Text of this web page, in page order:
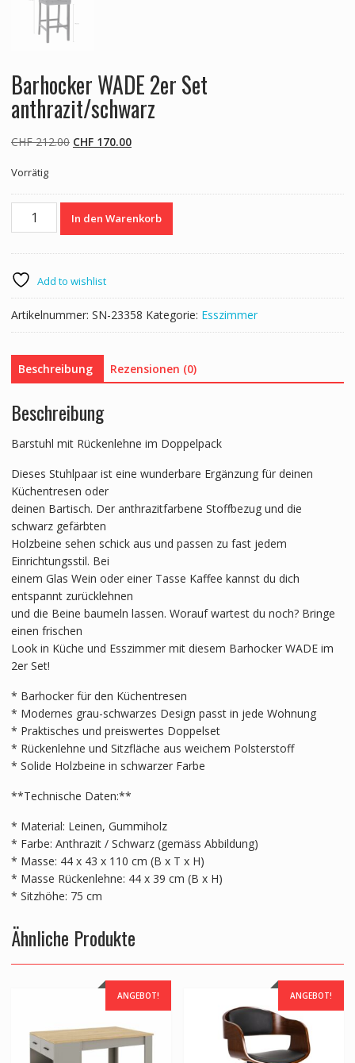
Barhocker WADE 2er Set
anthrazit/schwarz
CHF212.00 Ursprünglicher
CHF 212.00
CHF170.00Aktueller
CHF 170.00.
Vorrätig
Barhocker
WADE
anthrazit/schwarz
Menge
In den Warenkorb
Add to wishlist
Artikelnummer: SN-23358 Kategorie: Esszimmer
Beschreibung Rezensionen (0)
Beschreibung
Barstuhl mit Rückenlehne im Doppelpack
Dieses Stuhlpaar ist eine wunderbare Ergänzung für deinen
Küchentresen oder
deinen Bartisch. Der anthrazitfarbene Stoffbezug und die
schwarz gefärbten
Holzbeine sehen schick aus und passen zu fast jedem
Einrichtungsstil. Bei
einem Glas Wein oder einer Tasse Kaffee kannst du dich
entspannt zurücklehnen
und die Beine baumeln lassen. Worauf wartest du noch? Bringe
einen frischen
Look in Küche und Esszimmer mit diesem Barhocker WADE im
2er Set!
* Barhocker für den Küchentresen
* Modernes grau-schwarzes Design passt in jede Wohnung
* Praktisches und preiswertes Doppelset
* Rückenlehne und Sitzfläche aus weichem Polsterstoff
* Solide Holzbeine in schwarzer Farbe
**Technische Daten:**
* Material: Leinen, Gummiholz
* Farbe: Anthrazit / Schwarz (gemäss Abbildung)
* Masse: 44 x 43 x 110 cm (B x T x H)
* Masse Rückenlehne: 44 x 39 cm (B x H)
* Sitzhöhe: 75 cm
Ähnliche Produkte
ANGEBOT! ANGEBOT!